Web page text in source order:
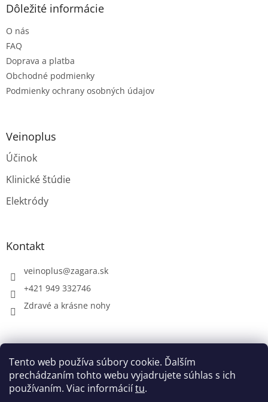
Tento web používa súbory cookie. Ďalším
prechádzaním tohto webu vyjadrujete súhlas s ich
používaním. Viac informáciítu.
Dôležité informácie
O nás
FAQ
Doprava a platba
Obchodné podmienky
Podmienky ochrany osobných údajov
Veinoplus
Účinok
Klinické štúdie
Elektródy
Kontakt
veinoplus@zagara.sk
+421 949 332746
Zdravé a krásne nohy